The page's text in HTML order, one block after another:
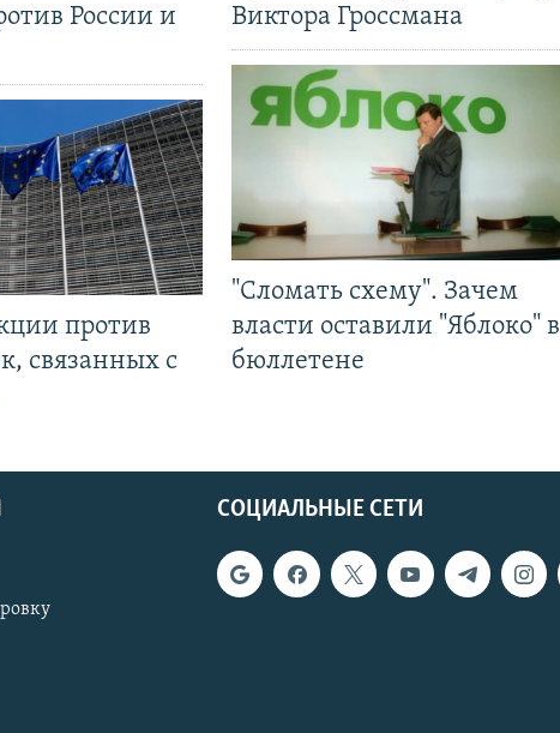
России и
против
связанных с
Виктора Гроссмана
"Сломать схему". Зачем
власти оставили "Яблоко" в
бюллетене
СОЦИАЛЬНЫЕ СЕТИ